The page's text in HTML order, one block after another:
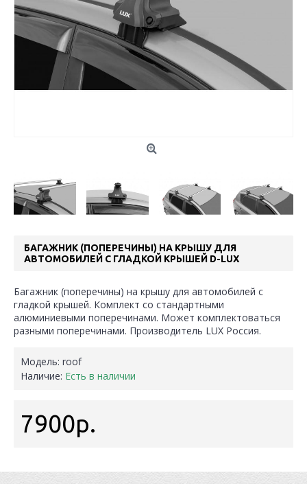
БАГАЖНИК (ПОПЕРЕЧИНЫ) НА КРЫШУ ДЛЯ
АВТОМОБИЛЕЙ С ГЛАДКОЙ КРЫШЕЙ D-LUX
Багажник (поперечины) на крышу для автомобилей с
гладкой крышей. Комплект со стандартными
алюминиевыми поперечинами. Может комплектоваться
разными поперечинами. Производитель LUX Россия.
Модель: roof
Наличие: Есть в наличии
7900р.